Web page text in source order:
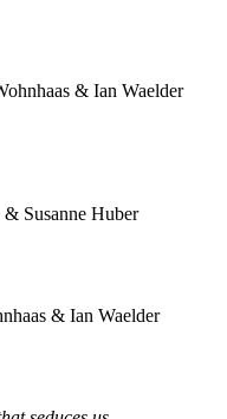
& Ian Waelder
Susanne Huber
& Ian Waelder